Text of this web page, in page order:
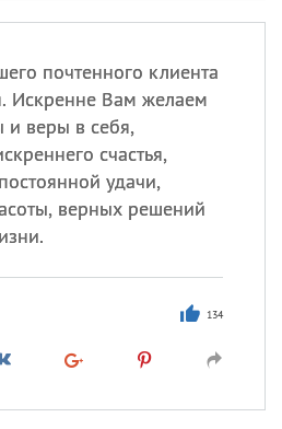
почтенного клиента
Искренне Вам желаем
и веры в себя,
счастья,
удачи,
верных решений
134